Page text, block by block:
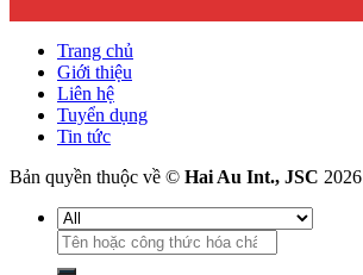
Trang chủ
Giới thiệu
Liên hệ
Tuyển dụng
Tin tức
Bản quyền thuộc về © Hai Au Int., JSC 2026
Tìm
kiếm: